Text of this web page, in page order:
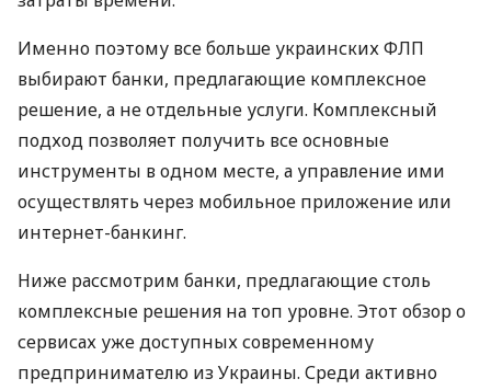
Именно поэтому все больше украинских ФЛП
выбирают банки, предлагающие комплексное
решение, а не отдельные услуги. Комплексный
подход позволяет получить все основные
инструменты в одном месте, а управление ими
осуществлять через мобильное приложение или
интернет-банкинг.
Ниже рассмотрим банки, предлагающие столь
комплексные решения на топ уровне. Этот обзор о
сервисах уже доступных современному
предпринимателю из Украины. Среди активно